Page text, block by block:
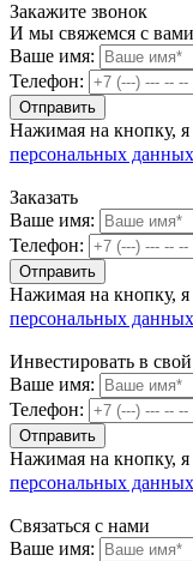
Закажите звонок
И мы свяжемся с
Ваше имя:
Телефон:
Нажимая на кнопку,
персональных данных
Заказать
Ваше имя:
Телефон:
Нажимая на кнопку,
персональных данных
Инвестировать в
Ваше имя:
Телефон:
Нажимая на кнопку,
персональных данных
Связаться с нами
Ваше имя: